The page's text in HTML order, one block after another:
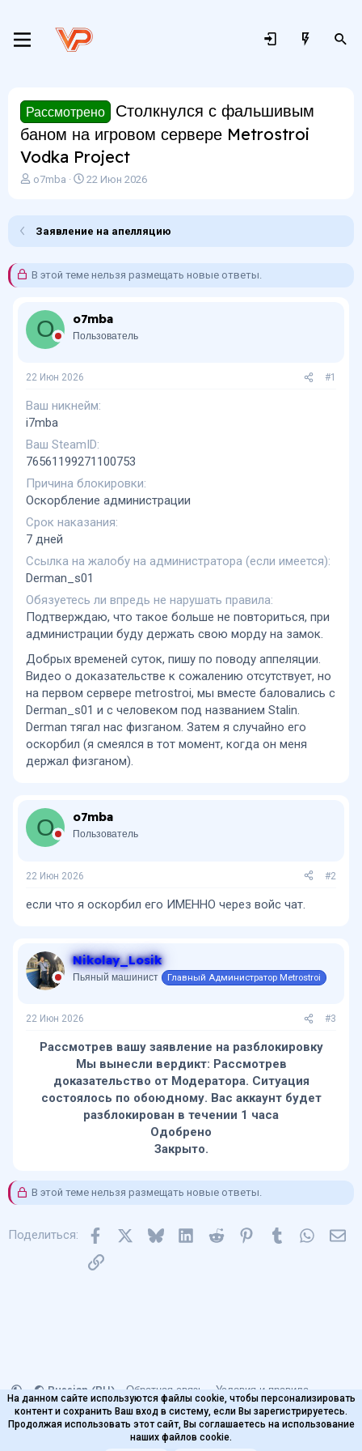
Рассмотрено
Столкнулся с фальшивым
баном на игровом сервере Metrostroi
Vodka Project
А
р
м
o7mba
Д
н
а
22 Июн 2026
Заявление на апелляцию
В этой теме нельзя размещать новые ответы.
O o7mba
Пользователь
22 Июн 2026 #1
Ваш никнейм
i7mba
Ваш SteamID
76561199271100753
Причина блокировки
Оскорбление администрации
Срок наказания
7 дней
Ссылка на жалобу на администратора (если имеется)
Derman_s01
Обязуетесь ли впредь не нарушать правила
Подтверждаю, что такое больше не повториться, при
администрации буду держать свою морду на замок.
Добрых временей суток, пишу по поводу аппеляции.
Видео о доказательстве к сожалению отсутствует, но
на первом сервере metrostroi, мы вместе баловались с
Derman_s01 и с человеком под названием Stalin.
Derman тягал нас физганом. Затем я случайно его
оскорбил (я смеялся в тот момент, когда он меня
держал физганом).
O o7mba
Пользователь
22 Июн 2026 #2
если что я оскорбил его ИМЕННО через войс чат.
Nikolay_Losik
Пьяный машинист Главный Администратор Metrostroi
22 Июн 2026 #3
Рассмотрев вашу заявление на разблокировку
Мы вынесли вердикт: Рассмотрев
доказательство от Модератора. Ситуация
состоялось по обоюдному. Вас аккаунт будет
разблокирован в течении 1 часа
Одобрено
Закрыто.
В этой теме нельзя размещать новые ответы.
Поделиться: Facebook Bluesky LinkedInReddit PinterestTumblr
Ссылка
Russian (RU) Обратная связь
Условия и правила
Политика конфиденциальности
Помощь
Главная
На данном сайте используются файлы cookie, чтобы персонализировать
контент и сохранить Ваш вход в систему, если Вы зарегистрируетесь.
Продолжая использовать этот сайт, Вы соглашаетесь на использование
наших файлов cookie.